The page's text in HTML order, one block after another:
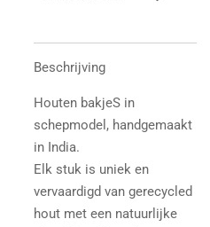
Beschrijving
Houten bakjeS in
schepmodel, handgemaakt
in India.
Elk stuk is uniek en
vervaardigd van gerecycled
hout met een natuurlijke